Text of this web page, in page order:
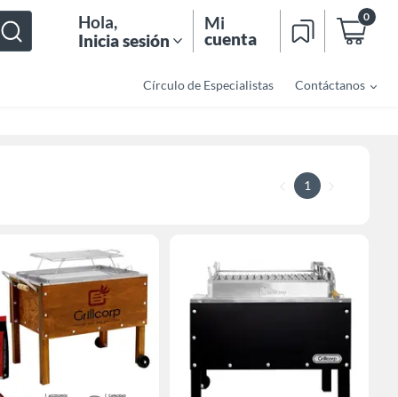
Hola,
Inicia sesión
Mi
cuenta
0
Círculo de Especialistas Contáctanos
1